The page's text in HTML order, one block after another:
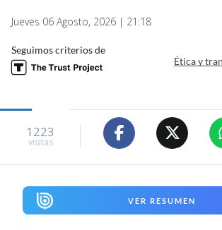
Jueves 06 Agosto, 2026 | 21:18
Seguimos criterios de
Ética y
1223
visitas
VER RESUMEN